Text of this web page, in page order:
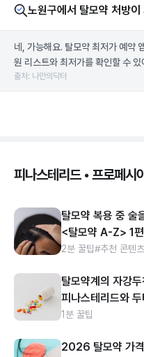
노원구에서 탈모약 처방이
네, 가능해요. 탈모약 최저가 예약
원 리스트와 최저가를 확인할 수 있
출처: 나만의닥터
피나스테리드 • 프로페시
탈모약 복용 중 술
<탈모약 A-Z> 1
2분 꿀팁#추천 콘텐츠
탈모약계의 자강두
피나스테리드와
1분 꿀팁
2026 탈모약 가